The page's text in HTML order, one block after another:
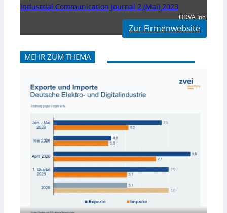
Industrial Communication Journal 2 (Mai) 2023
ODVA Inc.
Zur Firmenwebsite
MEHR ZUM THEMA